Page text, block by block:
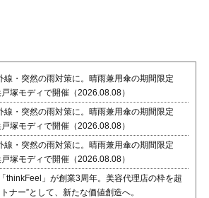
線・突然の雨対策に。晴雨兼用傘の期間限定
塚モディで開催（2026.08.08）
線・突然の雨対策に。晴雨兼用傘の期間限定
塚モディで開催（2026.08.08）
線・突然の雨対策に。晴雨兼用傘の期間限定
塚モディで開催（2026.08.08）
thinkFeel」が創業3周年。美容代理店の枠を超
ナー”として、新たな価値創造へ。